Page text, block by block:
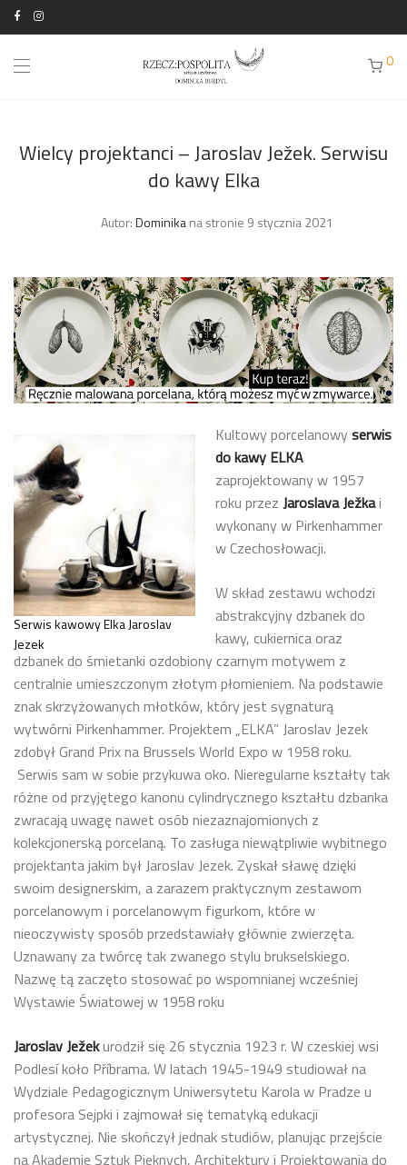
0
Wielcy projektanci – Jaroslav Ježek. Serwisu
do kawy Elka
Autor: Dominika na stronie 9 stycznia 2021
Serwis kawowy Elka Jaroslav
Jezek
Kultowy porcelanowy serwis
do kawy ELKA
zaprojektowany w 1957
roku przez Jaroslava Ježkai
wykonany w Pirkenhammer
w Czechosłowacji.
W skład zestawu wchodzi
abstrakcyjny dzbanek do
kawy, cukiernica oraz
dzbanek do śmietanki ozdobiony czarnym motywem z
centralnie umieszczonym złotym płomieniem. Na podstawie
znak skrzyżowanych młotków, który jest sygnaturą
wytwórni Pirkenhammer. Projektem „ELKA” Jaroslav Jezek
zdobył Grand Prix na Brussels World Expo w 1958 roku.
Serwis sam w sobie przykuwa oko. Nieregularne kształty tak
różne od przyjętego kanonu cylindrycznego kształtu dzbanka
zwracają uwagę nawet osób niezaznajomionych z
kolekcjonerską porcelaną. To zasługa niewątpliwie wybitnego
projektanta jakim był Jaroslav Jezek. Zyskał sławę dzięki
swoim designerskim, a zarazem praktycznym zestawom
porcelanowym i porcelanowym figurkom, które w
nieoczywisty sposób przedstawiały głównie zwierzęta.
Uznawany za twórcę tak zwanego stylu brukselskiego.
Nazwę tą zaczęto stosować po wspomnianej wcześniej
Wystawie Światowej w 1958 roku
Jaroslav Ježekurodził się 26 stycznia 1923 r. W czeskiej wsi
Podlesí koło Příbrama. W latach 1945-1949 studiował na
Wydziale Pedagogicznym Uniwersytetu Karola w Pradze u
profesora Sejpki i zajmował się tematyką edukacji
artystycznej. Nie skończył jednak studiów, planując przejście
na Akademię Sztuk Pięknych, Architektury i Projektowania do